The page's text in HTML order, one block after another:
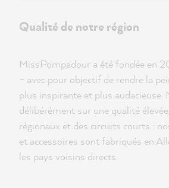
Qualité de notre région
MissPompadour a été fondée en
– avec pour objectif de rendre la
plus inspirante et plus audacieuse.
délibérément sur une qualité
régionaux et des circuits courts :
et accessoires sont fabriqués en
les pays voisins directs.